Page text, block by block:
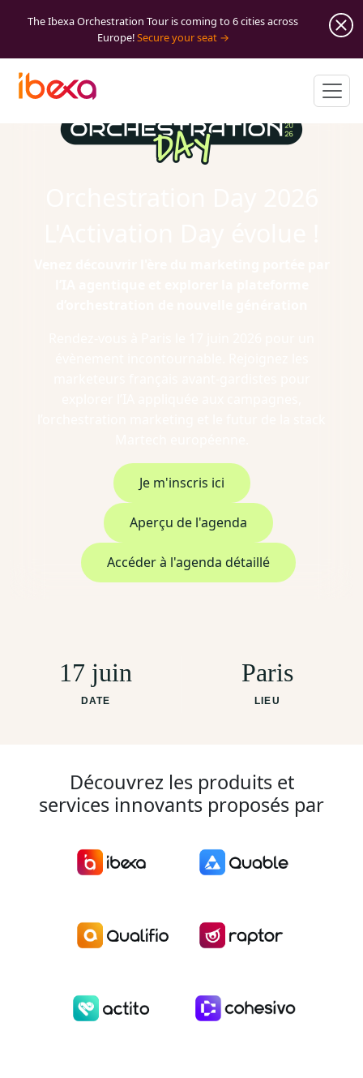
The Ibexa Orchestration Tour is coming to 6 cities across
Europe!Secure your seat
Je m'inscris ici
Aperçu de l'agenda
Accéder à l'agenda détaillé
17 juin
DATE
Paris
LIEU
Découvrez les produits et
services innovants proposés par